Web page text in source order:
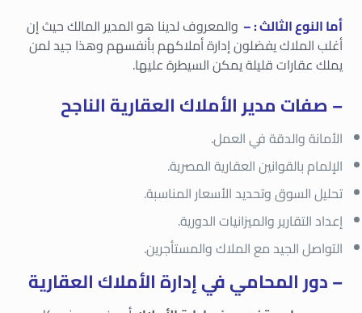
أما النوع الثالث : – والمعروف لدينا هو المدير المالك حيث إن
أغلب الملاك يفضلون إدارة أملاكهم بأنفسهم وهذا جيد لمن
يملك عقارات قليلة يمكن السيطرة عليها.
– صفات مدير الأملاك العقارية الناجح
الأمانة والدقة في العمل.
الإلمام بالقوانين العقارية المصرية.
تحليل السوق وتحديد الأسعار المناسبة.
إعداد التقارير والميزانيات الدورية.
التواصل الجيد مع الملاك والمستأجرين.
– دور المحامي في إدارة الأملاك العقارية